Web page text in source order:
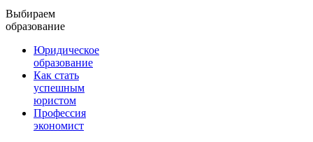
Выбираем
образование
Юридическое
образование
Как стать
успешным
юристом
Профессия
экономист